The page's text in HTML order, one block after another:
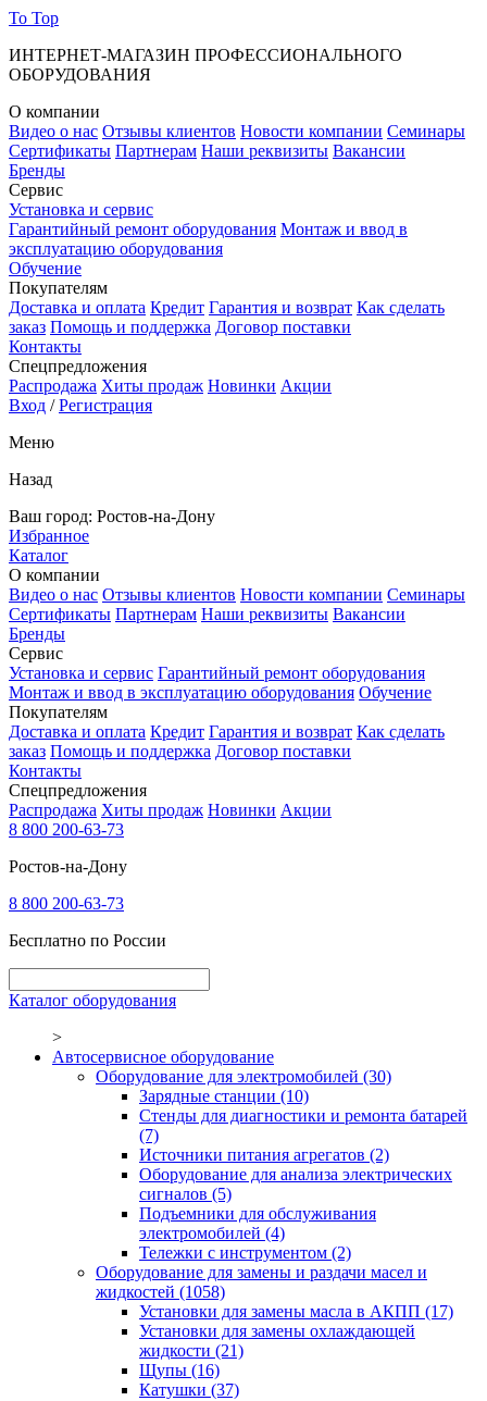
To Top
ИНТЕРНЕТ-МАГАЗИН ПРОФЕССИОНАЛЬНОГО
ОБОРУДОВАНИЯ
О компании
Видео о нас Отзывы клиентов Новости компании Семинары
Сертификаты Партнерам Наши реквизиты Вакансии
Бренды
Сервис
Установка и сервис
Гарантийный ремонт оборудования Монтаж и ввод в
эксплуатацию оборудования
Обучение
Покупателям
Доставка и оплата Кредит Гарантия и возврат Как сделать
заказ Помощь и поддержка Договор поставки
Контакты
Спецпредложения
Распродажа Хиты продаж Новинки Акции
Вход /Регистрация
Меню
Назад
Ваш город: Ростов-на-Дону
Избранное
Каталог
О компании
Видео о нас Отзывы клиентов Новости компании Семинары
Сертификаты Партнерам Наши реквизиты Вакансии
Бренды
Сервис
Установка и сервис Гарантийный ремонт оборудования
Монтаж и ввод в эксплуатацию оборудования Обучение
Покупателям
Доставка и оплата Кредит Гарантия и возврат Как сделать
заказ Помощь и поддержка Договор поставки
Контакты
Спецпредложения
Распродажа Хиты продаж Новинки Акции
8 800 200-63-73
Ростов-на-Дону
8 800 200-63-73
Бесплатно по России
Каталог оборудования
>
Автосервисное оборудование
Оборудование для электромобилей (30)
Зарядные станции (10)
Стенды для диагностики и ремонта батарей
(7)
Источники питания агрегатов (2)
Оборудование для анализа электрических
сигналов (5)
Подъемники для обслуживания
электромобилей (4)
Тележки с инструментом (2)
Оборудование для замены и раздачи масел и
жидкостей (1058)
Установки для замены масла в АКПП (17)
Установки для замены охлаждающей
жидкости (21)
Щупы (16)
Катушки (37)